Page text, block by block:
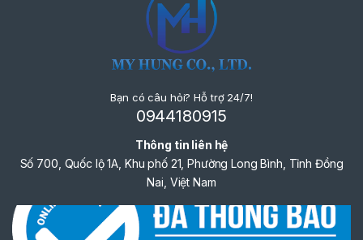
Thi công DIY, các công việc gia đình và
bán chuyên nghiệp
Thao tác linh hoạt trong không gian hẹp
Máy giúp tiết kiệm thời gian, thao tác chính
xác và hiệu quả ngay cả trong những môi
trường làm việc hạn chế.
Lợi Ích Khi Chọn Makita TW010GT201
Bộ sản phẩm trọn gói, sẵn sàng làm việc
Bạn có câu hỏi? Hỗ trợ 24/7!
0944180915
Thông tin liên hệ
Số 700, Quốc lộ 1A, Khu phố 21, Phường Long Bình, Tỉnh Đồng
Nai, Việt Nam